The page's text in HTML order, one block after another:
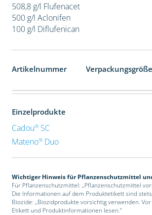
508,8 g/l Flufenacet
500 g/l Aclonifen
100 g/l Diflufenican
Artikelnummer Verpackungsgröße
Einzelprodukte
Cadou®SC
Mateno®Duo
Wichtiger Hinweis für Pflanzenschutzmittel
Für Pflanzenschutzmittel: „Pflanzenschutzmittel
Die Informationen auf dem Produktetikett sind
Biozide: „Biozidprodukte vorsichtig verwenden.
Etikett und Produktinformationen lesen.“